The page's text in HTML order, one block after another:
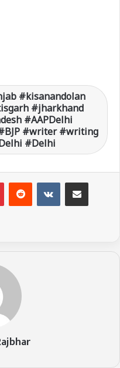
#kisanandolan
#jharkhand
#AAPDelhi
#writer #writing
#Delhi
VKontakte